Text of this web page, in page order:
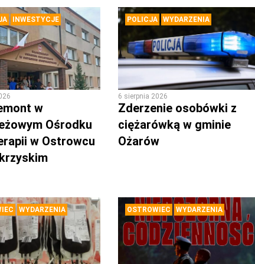
INWESTYCJE
w
Ośrodku
w Ostrowcu
POLICJA WYDARZENIA
6 sierpnia 2026
Zderzenie osobówki z
ciężarówką w gminie
Ożarów
WYDARZENIA OSTROWIEC WYDARZENIA